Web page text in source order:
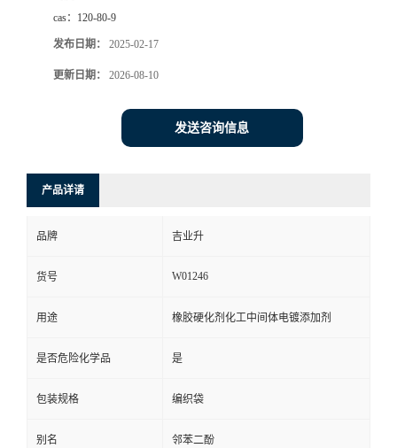
cas： 120-80-9
发布日期： 2025-02-17
更新日期： 2026-08-10
发送咨询信息
产品详请
品牌 吉业升
货号 W01246
用途 橡胶硬化剂化工中间体电镀添加剂
是否危险化学品 是
包装规格 编织袋
别名 邻苯二酚